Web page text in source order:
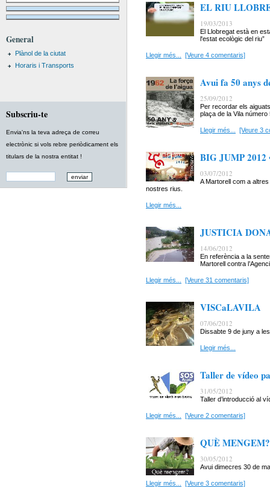
General
Plànol de la ciutat
Horaris i Transports
Subscriu-te
Envia'ns la teva adreça de correu
electrònic si vols rebre periòdicament els
titulars de la nostra entitat !
EL RIU
19/03/2013
El Llobregat està en
l'estat ecològic del riu”
Llegir més... [Veure 4 comentaris]
Avui fa 50 anys
25/09/2012
Per recordar els
plaça de la Vila número
Llegir més... [Veure 3
BIG JUMP
03/07/2012
A Martorell com a
nostres rius.
Llegir més...
JUSTICIA
14/06/2012
En referència a la
Martorell contra
Llegir més... [Veure 31 comentaris]
VISCaLAVILA
07/06/2012
Dissabte 9 de juny a
Llegir més...
Taller de vídeo
31/05/2012
Taller d’introducció al
Llegir més... [Veure 2 comentaris]
QUÈ MENGEM?
30/05/2012
Avui dimecres 30 de
Llegir més... [Veure 3 comentaris]